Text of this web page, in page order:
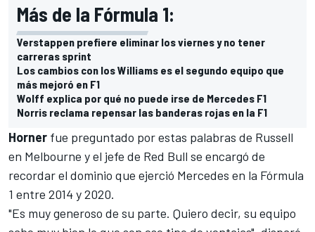
Más de la Fórmula 1:
Verstappen prefiere eliminar los viernes y no tener
carreras sprint
Los cambios con los Williams es el segundo equipo que
más mejoró en F1
Wolff explica por qué no puede irse de Mercedes F1
Norris reclama repensar las banderas rojas en la F1
Horner fue preguntado por estas palabras de Russell
en Melbourne y el jefe de Red Bull se encargó de
recordar el dominio que ejerció Mercedes en la Fórmula
1 entre 2014 y 2020.
"Es muy generoso de su parte. Quiero decir, su equipo